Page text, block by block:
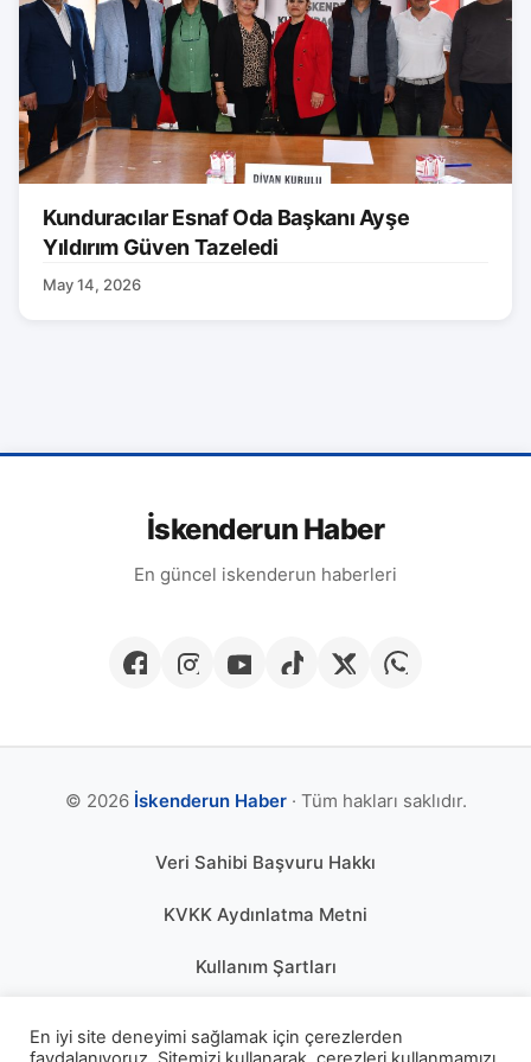
Kunduracılar Esnaf Oda Başkanı Ayşe
Yıldırım Güven Tazeledi
May 14, 2026
İskenderun Haber
En güncel iskenderun haberleri
© 2026 İskenderun Haber· Tüm hakları saklıdır.
Veri Sahibi Başvuru Hakkı
KVKK Aydınlatma Metni
Kullanım Şartları
En iyi site deneyimi sağlamak için çerezlerden